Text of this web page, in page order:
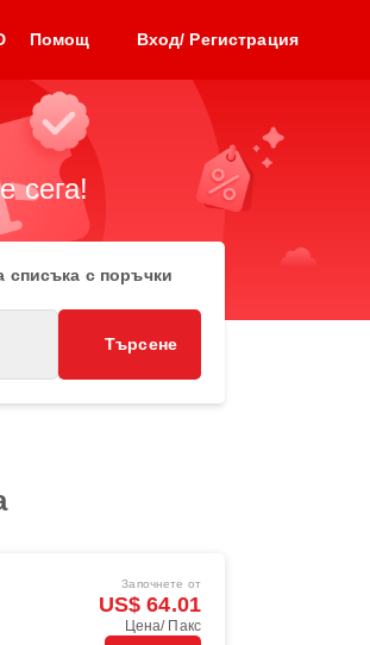
Помощ Вход/ Регистрация
сега!
списъка с поръчки
Търсене
Започнете от
US$ 64.01
Цена/ Пакс